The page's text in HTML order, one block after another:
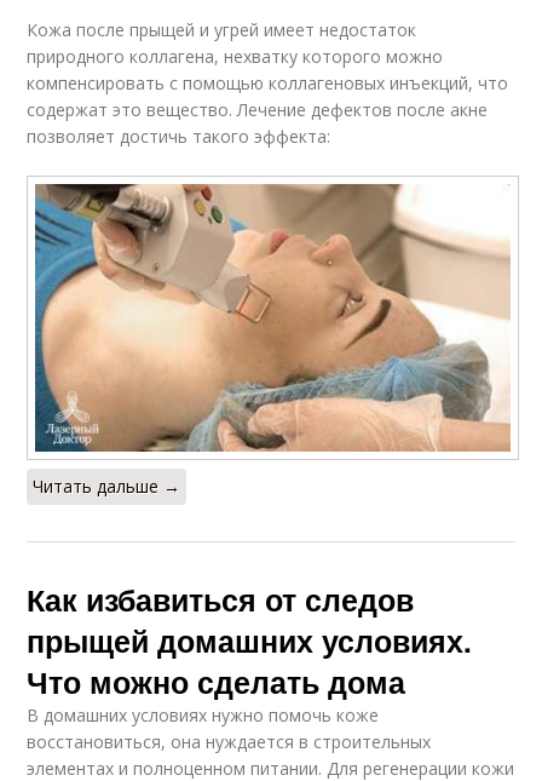
Кожа после прыщей и угрей имеет недостаток
природного коллагена, нехватку которого можно
компенсировать с помощью коллагеновых инъекций, что
содержат это вещество. Лечение дефектов после акне
позволяет достичь такого эффекта:
Читать дальше →
Как избавиться от следов
прыщей домашних условиях.
Что можно сделать дома
В домашних условиях нужно помочь коже
восстановиться, она нуждается в строительных
элементах и полноценном питании. Для регенерации кожи